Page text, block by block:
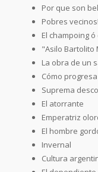
Por que son
Pobres vecinos!
El champoing
"Asilo Bartolito
La obra de un
Cómo
Suprema
El atorrante
Emperatriz
El hombre
Invernal
Cultura